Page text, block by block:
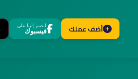
أضف عملك انضم إلينا على
فيسبوك